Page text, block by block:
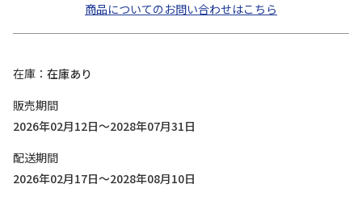
商品についてのお問い合わせはこちら
在庫
在庫あり
販売期間
2026年02月12日～2028年07月31日
配送期間
2026年02月17日～2028年08月10日